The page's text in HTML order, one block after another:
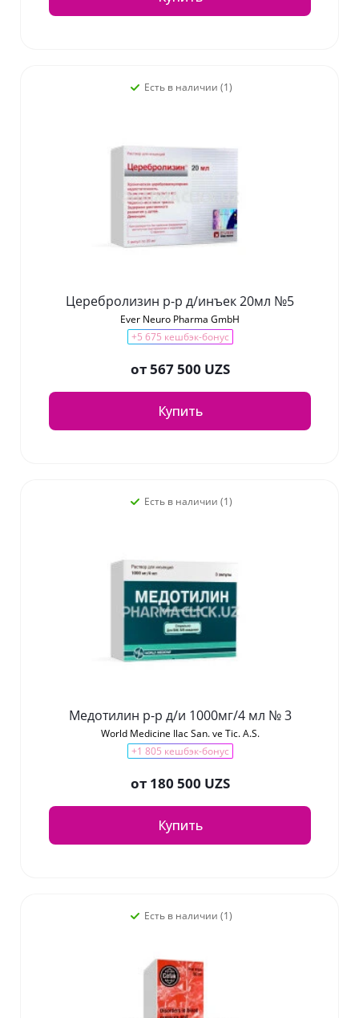
Есть в наличии (1)
Церебролизин р-р д/инъек 20мл №5
Ever Neuro Pharma GmbH
+5 675 кешбэк-бонус
от567 500 UZS
Купить
Есть в наличии (1)
Медотилин р-р д/и 1000мг/4 мл № 3
World Medicine Ilac San. ve Tic. A.S.
+1 805 кешбэк-бонус
от 180 500 UZS
Купить
Есть в наличии (1)